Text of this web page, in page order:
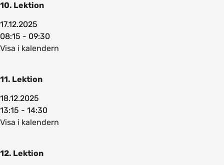
10. Lektion
17.12.2025
08:15 - 09:30
Visa i kalendern
11. Lektion
18.12.2025
13:15 - 14:30
Visa i kalendern
12. Lektion